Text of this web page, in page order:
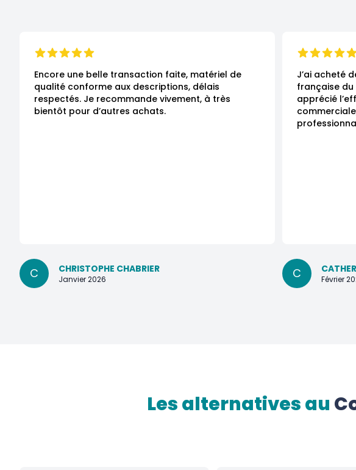
Encore une belle transaction faite, matériel de
qualité conforme aux descriptions, délais
respectés. Je recommande vivement, à très
bientôt pour d’autres achats.
C CHRISTOPHE CHABRIER
Janvier 2026
J’ai acheté
française du
apprécié
C Février
Les alternatives au